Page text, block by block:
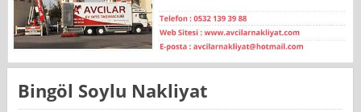
Bingöl Soylu Nakliyat